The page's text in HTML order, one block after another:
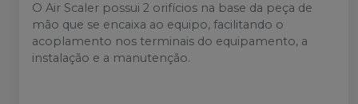
O Air Scaler possui 2 orifícios na base da peça de
mão que se encaixa ao equipo, facilitando o
acoplamento nos terminais do equipamento, a
instalação e a manutenção.